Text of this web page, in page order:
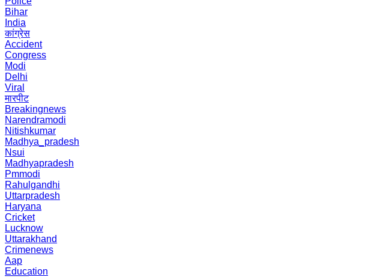
Bihar
India
कांग्रेस
Accident
Congress
Modi
Delhi
Viral
मारपीट
Breakingnews
Narendramodi
Nitishkumar
Madhya_pradesh
Nsui
Madhyapradesh
Pmmodi
Rahulgandhi
Uttarpradesh
Haryana
Cricket
Lucknow
Uttarakhand
Crimenews
Aap
Education